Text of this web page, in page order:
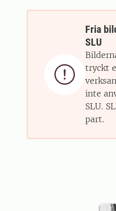

Fria
SLU
tryckt
inte
SLU.
part.